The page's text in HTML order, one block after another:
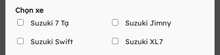
Chọn xe
Suzuki 7 Tạ
Suzuki Jimny
Suzuki Swift Suzuki XL7